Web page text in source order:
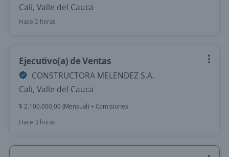
Cali, Valle del Cauca
Hace 2 horas
Ejecutivo(a) de Ventas
CONSTRUCTORA MELENDEZ S.A.
Cali, Valle del Cauca
$ 2.100.000,00 (Mensual) + Comisiones
Hace 3 horas